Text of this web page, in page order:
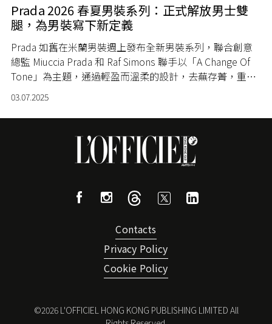
Prada 2026 春夏男裝系列：正式解放男士雙
腿，為男裝寫下新定義
Prada 如舊在米蘭男裝週上發布全新男裝系列，聯合創意
總監 Miuccia Prada 和 Raf Simons 聯手以「A Change Of
Tone」為主題，通過輕盈而溫柔的設計，去蕪存菁，重新
03.07.2025
Contacts
Privacy Policy
Cookie Policy
©2026L'OFFICIEL HONG KONG PUBLISHING LIMITED All